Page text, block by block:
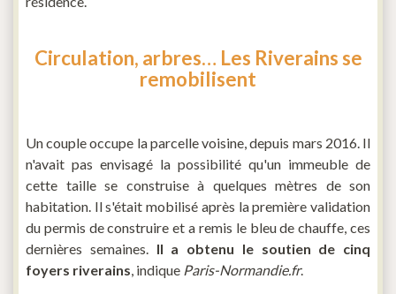
Circulation, arbres… Les Riverains se
remobilisent
Un couple occupe la parcelle voisine, depuis mars 2016. Il
n'avait pas envisagé la possibilité qu'un immeuble de
cette taille se construise à quelques mètres de son
habitation. Il s'était mobilisé après la première validation
du permis de construire et a remis le bleu de chauffe, ces
dernières semaines. Il a obtenu le soutien de cinq
foyers riverains, indique Paris-Normandie.fr.